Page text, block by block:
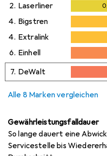
2. Laserliner
4. Bigstren
4. Extralink
6. Einhell
7. DeWalt
2,5%
Alle 8 Marken vergleichen
Gewährleistungsfalldauer
So lange dauert eine
Servicestelle bis